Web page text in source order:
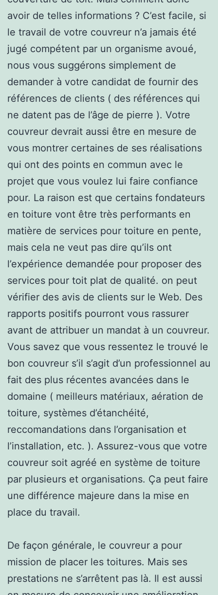
avoir de telles informations ? C’est facile, si
le travail de votre couvreur n’a jamais été
jugé compétent par un organisme avoué,
nous vous suggérons simplement de
demander à votre candidat de fournir des
références de clients ( des références qui
ne datent pas de l’âge de pierre ). Votre
couvreur devrait aussi être en mesure de
vous montrer certaines de ses réalisations
qui ont des points en commun avec le
projet que vous voulez lui faire confiance
pour. La raison est que certains fondateurs
en toiture vont être très performants en
matière de services pour toiture en pente,
mais cela ne veut pas dire qu’ils ont
l’expérience demandée pour proposer des
services pour toit plat de qualité. on peut
vérifier des avis de clients sur le Web. Des
rapports positifs pourront vous rassurer
avant de attribuer un mandat à un couvreur.
Vous savez que vous ressentez le trouvé le
bon couvreur s’il s’agit d’un professionnel au
fait des plus récentes avancées dans le
domaine ( meilleurs matériaux, aération de
toiture, systèmes d’étanchéité,
reccomandations dans l’organisation et
l’installation, etc. ). Assurez-vous que votre
couvreur soit agréé en système de toiture
par plusieurs et organisations. Ça peut faire
une différence majeure dans la mise en
place du travail.
De façon générale, le couvreur a pour
mission de placer les toitures. Mais ses
prestations ne s’arrêtent pas là. Il est aussi